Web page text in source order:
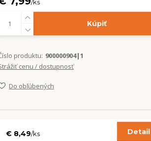
/ks
Kúpiť
produktu: 900000904|1
cenu / dostupnosť
Do obľúbených
€ 8,49/ks Detail